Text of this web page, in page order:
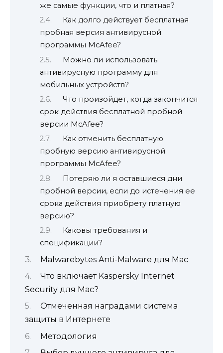
же самые функции, что и платная?
Как долго действует бесплатная
пробная версия антивирусной
программы McAfee?
Можно ли использовать
антивирусную программу для
мобильных устройств?
Что произойдет, когда закончится
срок действия бесплатной пробной
версии McAfee?
Как отменить бесплатную
пробную версию антивирусной
программы McAfee?
Потеряю ли я оставшиеся дни
пробной версии, если до истечения ее
срока действия приобрету платную
версию?
Каковы требования и
спецификации?
Malwarebytes Anti-Malware для Mac
Что включает Kaspersky Internet
Security для Mac?
Отмеченная наградами система
защиты в Интернете
Методология